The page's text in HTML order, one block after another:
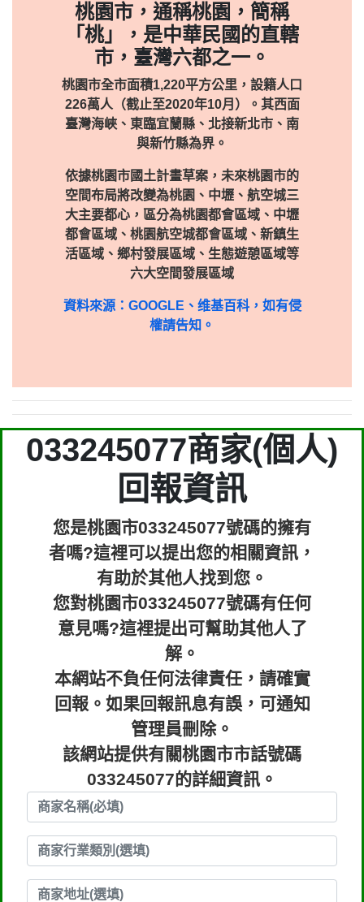
桃園市，通稱桃園，簡稱
「桃」，是中華民國的直轄
市，臺灣六都之一。
桃園市全市面積1,220平方公里，設籍人口
226萬人（截止至2020年10月）。其西面
臺灣海峽、東臨宜蘭縣、北接新北市、南
與新竹縣為界。
依據桃園市國土計畫草案，未來桃園市的
空間布局將改變為桃園、中壢、航空城三
大主要都心，區分為桃園都會區域、中壢
都會區域、桃園航空城都會區域、新鎮生
活區域、鄉村發展區域、生態遊憩區域等
六大空間發展區域
資料來源：GOOGLE、维基百科，如有侵
權請告知。
033245077商家(個人)
回報資訊
您是桃園市033245077號碼的擁有
者嗎?這裡可以提出您的相關資訊，
有助於其他人找到您。
您對桃園市033245077號碼有任何
意見嗎?這裡提出可幫助其他人了
解。
本網站不負任何法律責任，請確實
回報。如果回報訊息有誤，可通知
管理員刪除。
該網站提供有關桃園市市話號碼
033245077的詳細資訊。